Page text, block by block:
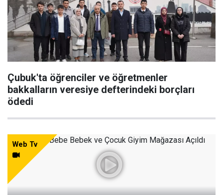
Çubuk'ta öğrenciler ve öğretmenler
bakkalların veresiye defterindeki borçları
ödedi
Web Tv